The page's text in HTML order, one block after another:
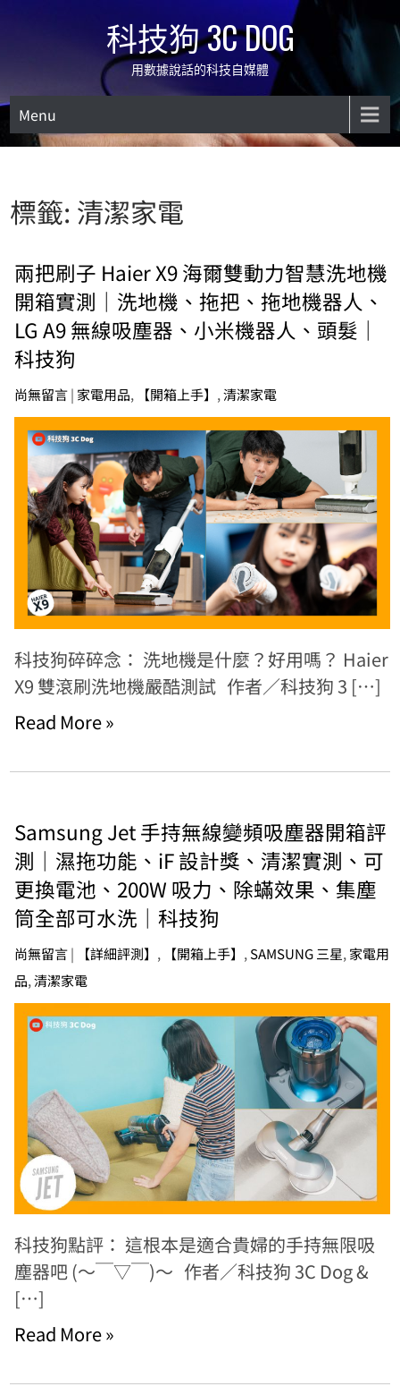
科技狗 3C DOG
用數據說話的科技自媒體
Menu
標籤: 清潔家電
兩把刷子 Haier X9 海爾雙動力智慧洗地機
開箱實測｜洗地機、拖把、拖地機器人、
LG A9 無線吸塵器、小米機器人、頭髮｜
科技狗
尚無留言| 家電用品, 【開箱上手】 ,清潔家電
科技狗碎碎念： 洗地機是什麼？好用嗎？ Haier
X9 雙滾刷洗地機嚴酷測試 作者／科技狗 3 […]
Read More »
Samsung Jet 手持無線變頻吸塵器開箱評
測｜濕拖功能、iF 設計獎、清潔實測、可
更換電池、200W 吸力、除蟎效果、集塵
筒全部可水洗｜科技狗
尚無留言| 【詳細評測】 , 【開箱上手】 , SAMSUNG 三星, 家電用
品,清潔家電
科技狗點評： 這根本是適合貴婦的手持無限吸
塵器吧 (～￣▽￣)～ 作者／科技狗 3C Dog &
[…]
Read More »